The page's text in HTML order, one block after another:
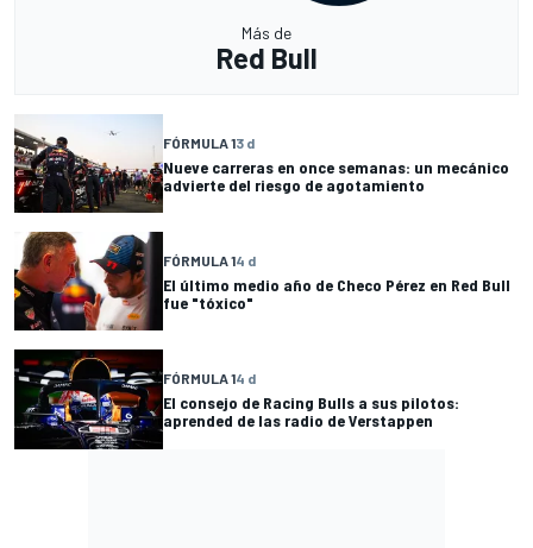
Más de
Red Bull
FÓRMULA 13 d
Nueve carreras en once semanas: un mecánico
advierte del riesgo de agotamiento
FÓRMULA 14 d
El último medio año de Checo Pérez en Red Bull
fue "tóxico"
FÓRMULA 14 d
El consejo de Racing Bulls a sus pilotos:
aprended de las radio de Verstappen